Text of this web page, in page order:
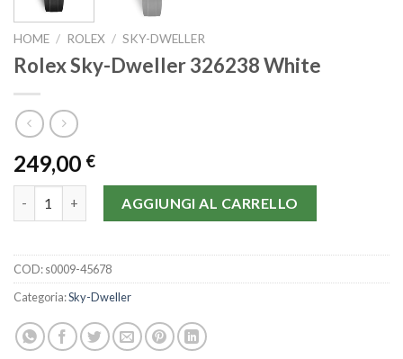
HOME / ROLEX / SKY-DWELLER
Rolex Sky-Dweller 326238 White
249,00 €
AGGIUNGI AL CARRELLO
COD:s0009-45678
Categoria:Sky-Dweller